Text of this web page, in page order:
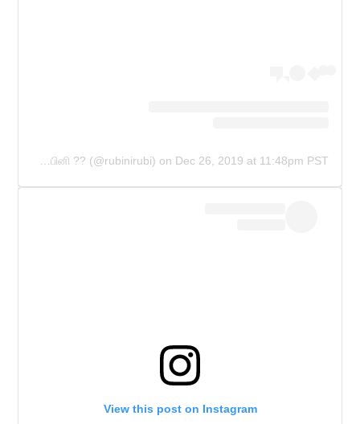
on Dec 26, 2019 at 11:48pm PST
View this post on Instagram